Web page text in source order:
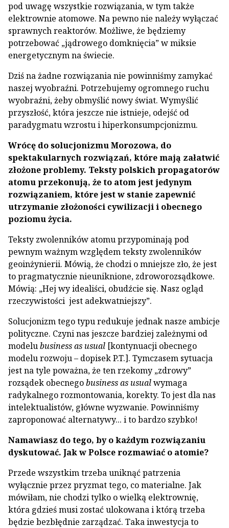
pod uwagę wszystkie rozwiązania, w tym także
elektrownie atomowe. Na pewno nie należy wyłączać
sprawnych reaktorów. Możliwe, że będziemy
potrzebować „jądrowego domknięcia” w miksie
energetycznym na świecie.
Dziś na żadne rozwiązania nie powinniśmy zamykać
naszej wyobraźni. Potrzebujemy ogromnego ruchu
wyobraźni, żeby obmyślić nowy świat. Wymyślić
przyszłość, która jeszcze nie istnieje, odejść od
paradygmatu wzrostu i hiperkonsumpcjonizmu.
Wrócę do solucjonizmu Morozowa, do
spektakularnych rozwiązań, które mają załatwić
złożone problemy. Teksty polskich propagatorów
atomu przekonują, że to atom jest jedynym
rozwiązaniem, które jest w stanie zapewnić
utrzymanie złożoności cywilizacji i obecnego
poziomu życia.
Teksty zwolenników atomu przypominają pod
pewnym ważnym względem teksty zwolenników
geoinżynierii. Mówią, że chodzi o mniejsze zło, że jest
to pragmatycznie nieuniknione, zdroworozsądkowe.
Mówią: „Hej wy idealiści, obudźcie się. Nasz ogląd
rzeczywistości jest adekwatniejszy”.
Solucjonizm tego typu redukuje jednak nasze ambicje
polityczne. Czyni nas jeszcze bardziej zależnymi od
modelubusiness as usual [kontynuacji obecnego
modelu rozwoju – dopisek P.T.]. Tymczasem sytuacja
jest na tyle poważna, że ten rzekomy „zdrowy”
rozsądek obecnegobusiness as usualwymaga
radykalnego rozmontowania, korekty. To jest dla nas
intelektualistów, główne wyzwanie. Powinniśmy
zaproponować alternatywy... i to bardzo szybko!
Namawiasz do tego, by o każdym rozwiązaniu
dyskutować. Jak w Polsce rozmawiać o atomie?
Przede wszystkim trzeba uniknąć patrzenia
wyłącznie przez pryzmat tego, co materialne. Jak
mówiłam, nie chodzi tylko o wielką elektrownię,
która gdzieś musi zostać ulokowana i którą trzeba
będzie bezbłędnie zarządzać. Taka inwestycja to